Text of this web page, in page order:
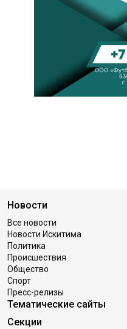
Новости
Все новости
Новости Искитима
Политика
Происшествия
Общество
Спорт
Пресс-релизы
Тематические сайты
Секции